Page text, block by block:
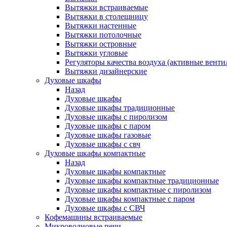
Вытяжки встраиваемые
Вытяжки в столещницу
Вытяжки настенные
Вытяжки потолочные
Вытяжки островные
Вытяжки угловые
Регуляторы качества воздуха (активные
Вытяжки дизайнерские
Духовые шкафы
Назад
Духовые шкафы
Духовые шкафы традиционные
Духовые шкафы с пиролизом
Духовые шкафы с паром
Духовые шкафы газовые
Духовые шкафы с свч
Духовые шкафы компактные
Назад
Духовые шкафы компактные
Духовые шкафы компактные традиционные
Духовые шкафы компактные с пиролизом
Духовые шкафы компактные с паром
Духовые шкафы с СВЧ
Кофемашины встраиваемые